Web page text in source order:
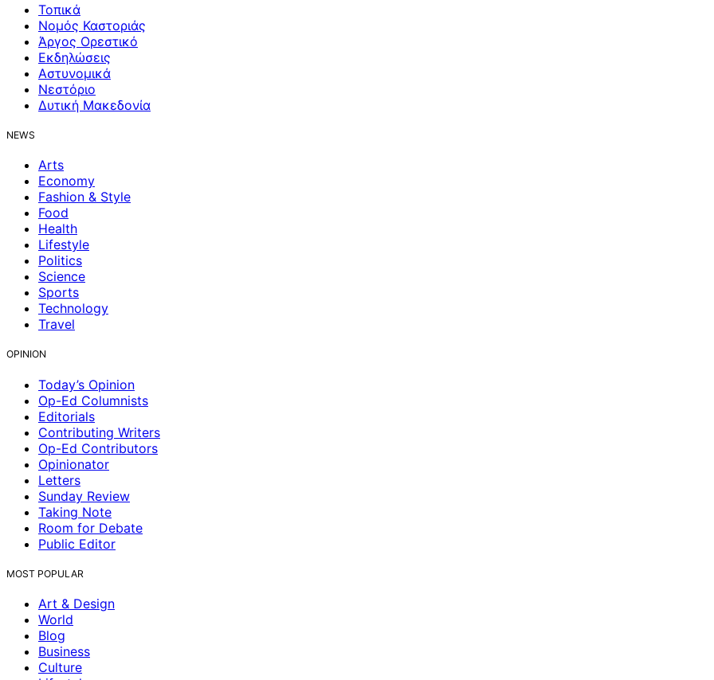
Τοπικά
Νομός Καστοριάς
Άργος Ορεστικό
Εκδηλώσεις
Αστυνομικά
Νεστόριο
Δυτική Μακεδονία
NEWS
Arts
Economy
Fashion & Style
Food
Health
Lifestyle
Politics
Science
Sports
Technology
Travel
OPINION
Today’s Opinion
Op-Ed Columnists
Editorials
Contributing Writers
Op-Ed Contributors
Opinionator
Letters
Sunday Review
Taking Note
Room for Debate
Public Editor
MOST POPULAR
Art & Design
World
Blog
Business
Culture